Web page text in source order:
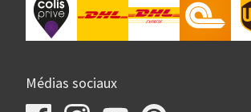
Médias sociaux